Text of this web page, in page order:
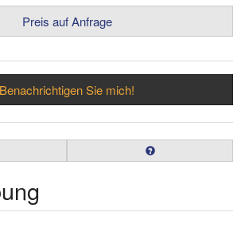
Preis auf Anfrage
Benachrichtigen Sie mich!